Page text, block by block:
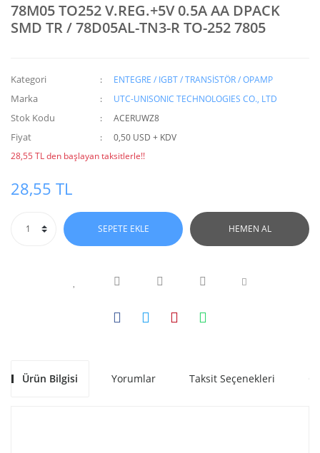
78M05 TO252 V.REG.+5V 0.5A AA DPACK
SMD TR / 78D05AL-TN3-R TO-252 7805
Kategori ENTEGRE / IGBT / TRANSİSTÖR / OPAMP
Marka UTC-UNISONIC TECHNOLOGIES CO., LTD
Stok Kodu ACERUWZ8
Fiyat
0,50 USD + KDV
28,55 TL den başlayan taksitlerle!!
28,55 TL
SEPETE EKLE HEMEN AL
Ürün Bilgisi Yorumlar Taksit Seçenekleri